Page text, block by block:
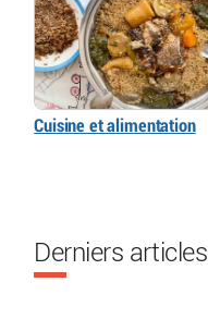
Cuisine et alimentation
Derniers articles